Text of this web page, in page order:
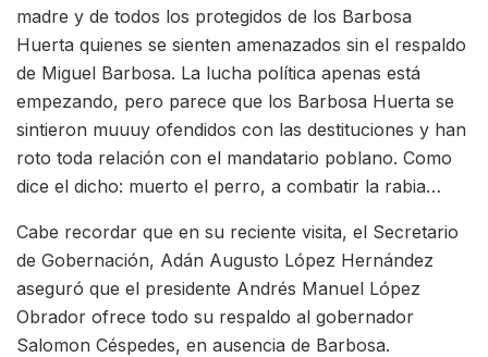
madre y de todos los protegidos de los Barbosa
Huerta quienes se sienten amenazados sin el respaldo
de Miguel Barbosa. La lucha política apenas está
empezando, pero parece que los Barbosa Huerta se
sintieron muuuy ofendidos con las destituciones y han
roto toda relación con el mandatario poblano. Como
dice el dicho: muerto el perro, a combatir la rabia…
Cabe recordar que en su reciente visita, el Secretario
de Gobernación, Adán Augusto López Hernández
aseguró que el presidente Andrés Manuel López
Obrador ofrece todo su respaldo al gobernador
Salomon Céspedes, en ausencia de Barbosa.